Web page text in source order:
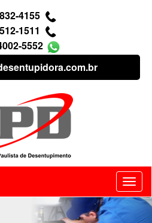
4155
1511
5552